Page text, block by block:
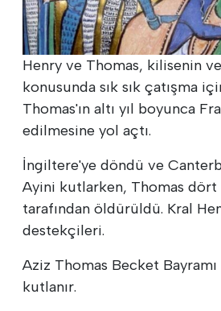
Henry ve Thomas, kilisenin ve
konusunda sık sık çatışma
Thomas'ın altı yıl boyunca
edilmesine yol açtı.
İngiltere'ye döndü ve
Ayini kutlarken, Thomas dört
tarafından öldürüldü. Kral
destekçileri.
Aziz Thomas Becket
kutlanır.